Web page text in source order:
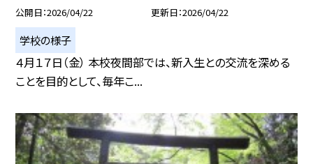
公開日 2026/04/22 更新日 2026/04/22
学校の様子
４月１７日（金） 本校夜間部では、新入生との交流を深める
ことを目的として、毎年こ...